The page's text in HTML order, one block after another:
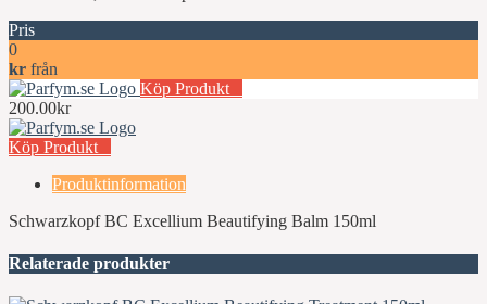
Pris
0
kr från
Köp Produkt
200.00kr
Köp Produkt
Produktinformation
Schwarzkopf BC Excellium Beautifying Balm 150ml
Relaterade produkter